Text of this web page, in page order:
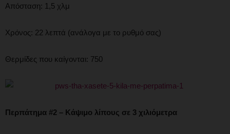
Απόσταση: 1,5 χλμ
Χρόνος: 22 λεπτά (ανάλογα με το ρυθμό σας)
Θερμίδες που καίγονται: 750
Περπάτημα #2 – Κάψιμο λίπους σε 3 χιλιόμετρα